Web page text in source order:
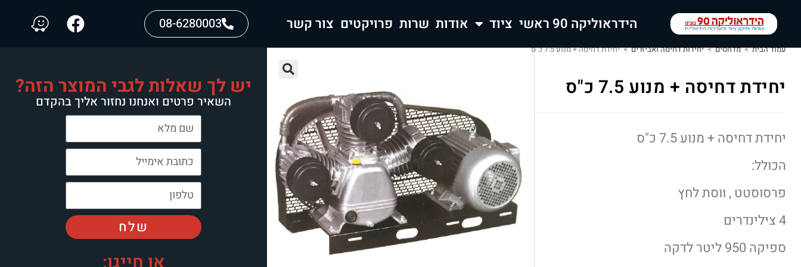
הידראוליקה 90 ראשי ציוד אודות שרות פרויקטים צור קשר 08-6280003
עמוד הבית > מדחסים > יחידות דחיסה ואביזרים > יחידת דחיסה + מנוע 7.5 כ"ס
יחידת דחיסה + מנוע 7.5 כ"ס
יחידת דחיסה + מנוע 7.5 כ"ס
הכולל:
פרסוסטט , ווסת לחץ
4 צילינדרים
ספיקה 950 ליטר לדקה
יש לך שאלות לגבי המוצר הזה?
השאיר פרטים ואנחנו נחזור אליך בהקדם
שלח